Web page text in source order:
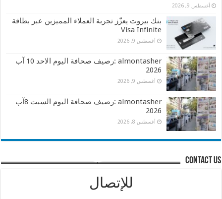
أغسطس 9, 2026
بنك بيروت يعزّز تجربة العملاء المميزين عبر بطاقة
Visa Infinite
أغسطس 9, 2026
almontasher :رصيف صحافة اليوم الاحد 10 آب
2026
أغسطس 9, 2026
almontasher :رصيف صحافة اليوم السبت 8آب
2026
أغسطس 8, 2026
contact us
للإتصال